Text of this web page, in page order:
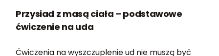
Przysiad z masą ciała – podstawowe
ćwiczenie na uda
Ćwiczenia na wyszczuplenie ud nie muszą być